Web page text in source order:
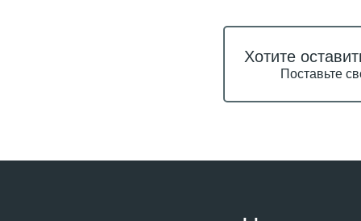
Хотите
Поставьте